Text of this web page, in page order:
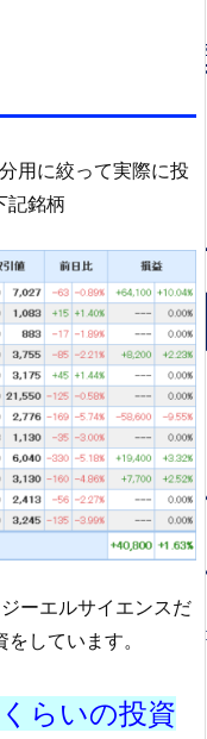
用に絞って実際に投
記銘柄
ーエルサイエンスだ
しています。
らいの投資